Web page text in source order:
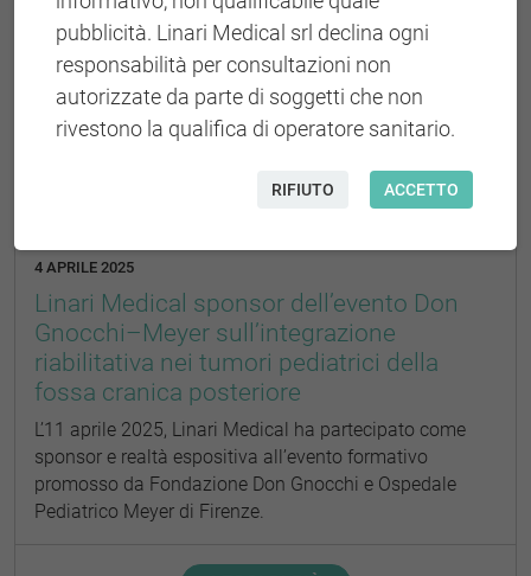
4 APRILE 2025
Linari Medical sponsor dell’evento Don
Gnocchi–Meyer sull’integrazione
riabilitativa nei tumori pediatrici della
fossa cranica posteriore
L’11 aprile 2025, Linari Medical ha partecipato come
sponsor e realtà espositiva all’evento formativo
promosso da Fondazione Don Gnocchi e Ospedale
Pediatrico Meyer di Firenze.
pubblicità. Linari Medical srl declina ogni
responsabilità per consultazioni non
autorizzate da parte di soggetti che non
rivestono la qualifica di operatore sanitario.
RIFIUTO ACCETTO